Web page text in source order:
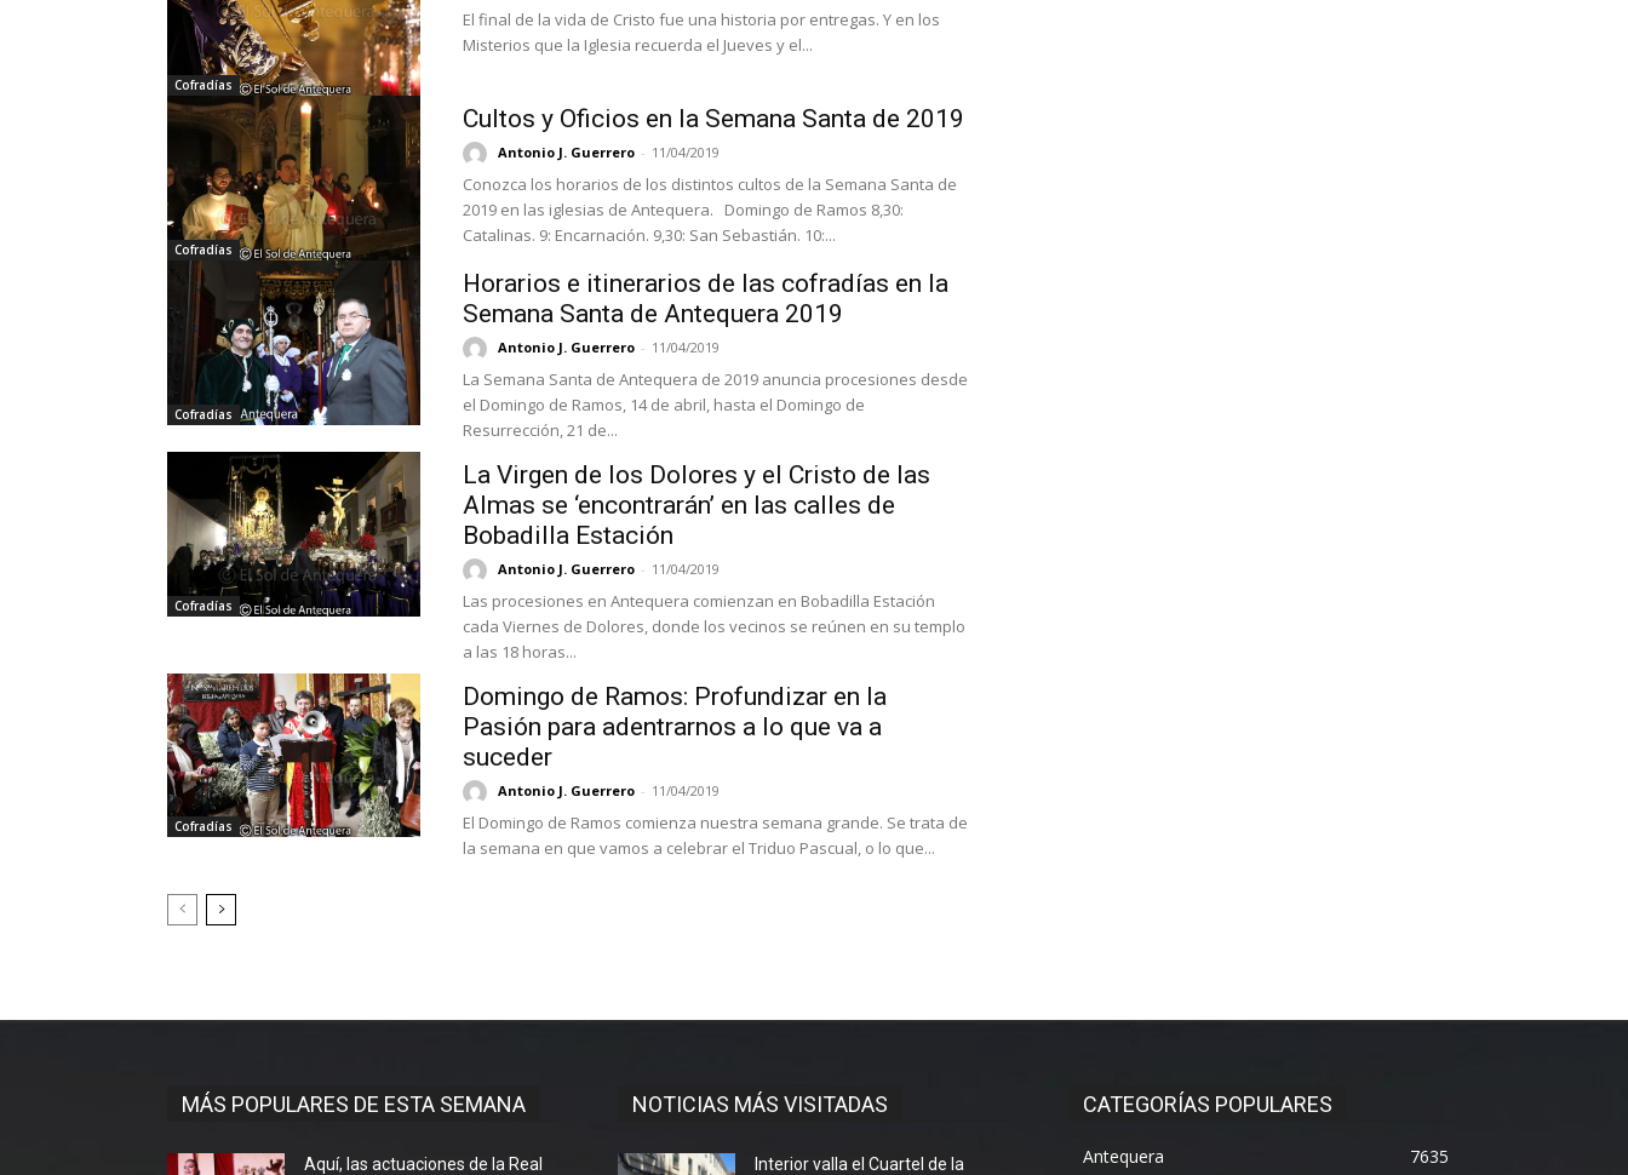
Cofradías
El final de la vida de Cristo fue una historia por entregas. Y en los
Misterios que la Iglesia recuerda el Jueves y el...
Cofradías
Cultos y Oficios en la Semana Santa de 2019
Antonio J. Guerrero - 11/04/2019
Conozca los horarios de los distintos cultos de la Semana Santa de
2019 en las iglesias de Antequera. Domingo de Ramos 8,30:
Catalinas. 9: Encarnación. 9,30: San Sebastián. 10:...
Cofradías
Horarios e itinerarios de las cofradías en la
Semana Santa de Antequera 2019
Antonio J. Guerrero - 11/04/2019
La Semana Santa de Antequera de 2019 anuncia procesiones desde
el Domingo de Ramos, 14 de abril, hasta el Domingo de
Resurrección, 21 de...
Cofradías
La Virgen de los Dolores y el Cristo de las
Almas se ‘encontrarán’ en las calles de
Bobadilla Estación
Antonio J. Guerrero - 11/04/2019
Las procesiones en Antequera comienzan en Bobadilla Estación
cada Viernes de Dolores, donde los vecinos se reúnen en su templo
a las 18 horas...
Cofradías
Domingo de Ramos: Profundizar en la
Pasión para adentrarnos a lo que va a
suceder
Antonio J. Guerrero - 11/04/2019
El Domingo de Ramos comienza nuestra semana grande. Se trata de
la semana en que vamos a celebrar el Triduo Pascual, o lo que...
MÁS POPULARES DE ESTA SEMANA
Aquí, las actuaciones de la Real
NOTICIAS MÁS VISITADAS
Interior valla el Cuartel de la
CATEGORÍAS POPULARES
Antequera
7635